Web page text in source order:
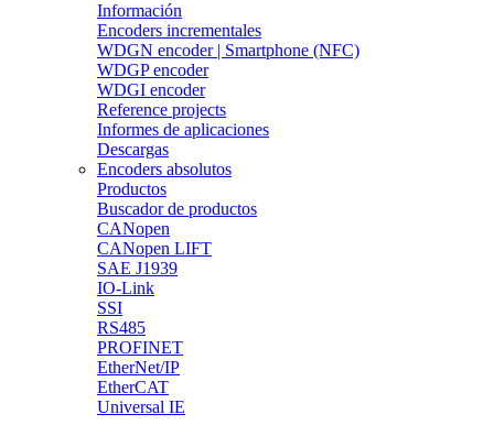
Información
Encoders incrementales
WDGN encoder | Smartphone (NFC)
WDGP encoder
WDGI encoder
Reference projects
Informes de aplicaciones
Descargas
Encoders absolutos
Productos
Buscador de productos
CANopen
CANopen LIFT
SAE J1939
IO-Link
SSI
RS485
PROFINET
EtherNet/IP
EtherCAT
Universal IE